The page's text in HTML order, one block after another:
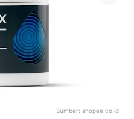
Sumber: shopee.co.id